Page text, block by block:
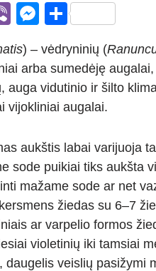
Vi
er
M
ss
e
n
er
S
ar
e
) – vėdryninių (
arba sumedėję
auga vidutinio ir šilto
vijokliniai augalai.
aukštis labai varijuoja
sode puikiai tiks aukšta
mažame sode ar net
žiedas su 6–7
ar varpelio formos
violetinių iki tamsiai
daugelis veislių pasižymi